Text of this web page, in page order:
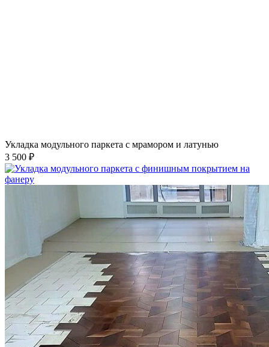
Укладка модульного паркета с мрамором и латунью
3 500 ₽
Укладка модульного паркета с финишным покрытием на
фанеру
3 600 ₽